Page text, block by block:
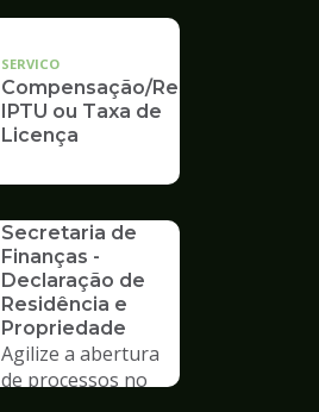
SERVICO
Compensação/Restituição
IPTU ou Taxa de
Licença
SERVICO
Secretaria de
Finanças -
Declaração de
Residência e
Propriedade
Agilize a abertura
de processos no